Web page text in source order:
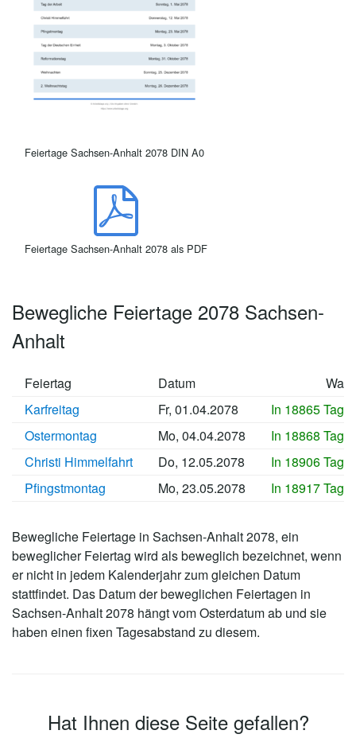
Feiertage Sachsen-Anhalt 2078 DIN A0
Feiertage Sachsen-Anhalt 2078 als PDF
Bewegliche Feiertage 2078 Sachsen-
Anhalt
Feiertag Datum
Karfreitag
Fr, 01.04.2078
In 18865
Ostermontag
Mo, 04.04.2078
In 18868
Christi Himmelfahrt
Do, 12.05.2078
In 18906
Pfingstmontag
Mo, 23.05.2078 In 18917
Bewegliche Feiertage in Sachsen-Anhalt 2078, ein
beweglicher Feiertag wird als beweglich bezeichnet, wenn
er nicht in jedem Kalenderjahr zum gleichen Datum
stattfindet. Das Datum der beweglichen Feiertagen in
Sachsen-Anhalt 2078 hängt vom Osterdatum ab und sie
haben einen fixen Tagesabstand zu diesem.
Hat Ihnen diese Seite gefallen?